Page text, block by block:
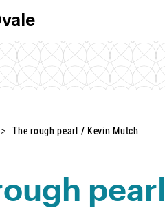
The rough pearl / Kevin Mutch
pearl